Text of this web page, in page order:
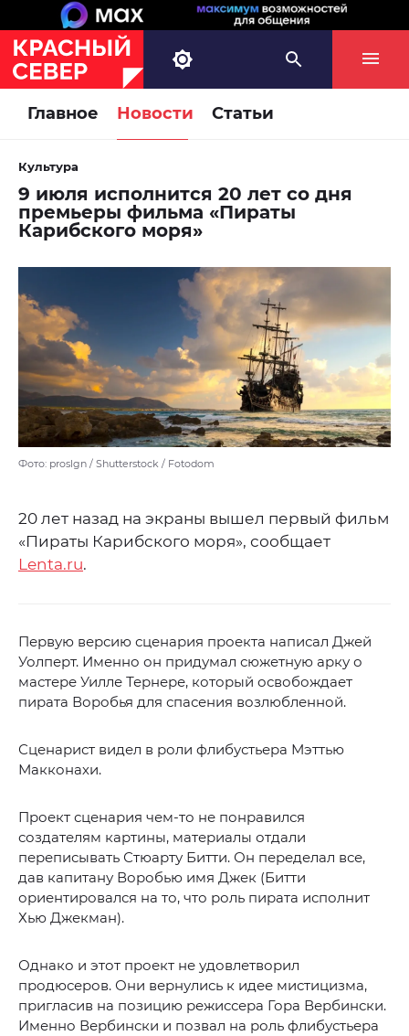
Главное Новости Статьи
Культура
9 июля исполнится 20 лет со дня
премьеры фильма «Пираты
Карибского моря»
Фото: proslgn / Shutterstock / Fotodom
20 лет назад на экраны вышел первый фильм
«Пираты Карибского моря», сообщает
Lenta.ru.
Первую версию сценария проекта написал Джей
Уолперт. Именно он придумал сюжетную арку о
мастере Уилле Тернере, который освобождает
пирата Воробья для спасения возлюбленной.
Сценарист видел в роли флибустьера Мэттью
Макконахи.
Проект сценария чем-то не понравился
создателям картины, материалы отдали
переписывать Стюарту Битти. Он переделал все,
дав капитану Воробью имя Джек (Битти
ориентировался на то, что роль пирата исполнит
Хью Джекман).
Однако и этот проект не удовлетворил
продюсеров. Они вернулись к идее мистицизма,
пригласив на позицию режиссера Гора Вербински.
Именно Вербински и позвал на роль флибустьера